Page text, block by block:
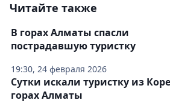
Читайте также
19:30, 24 февраля 2026
В горах Алматы спасли
пострадавшую туристку
Сутки искали туристку из
горах Алматы